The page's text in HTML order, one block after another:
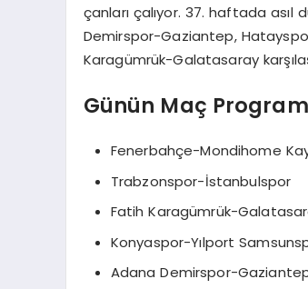
çanları çalıyor. 37. haftada
Demirspor-Gaziantep,
Karagümrük-Galatasaray
Günün Maç
Fenerbahçe-Mondihome
Trabzonspor-İstanbulspor
Fatih Karagümrük-
Konyaspor-Yılport
Adana Demirspor-